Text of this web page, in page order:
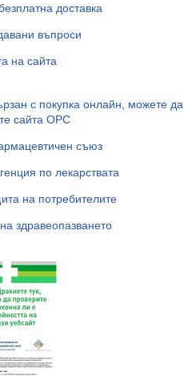
доставка
въпроси
на сайта
с покупка онлайн, можете да
сайта ОРС
съюз
по лекарствата
на потребителите
здравеопазването